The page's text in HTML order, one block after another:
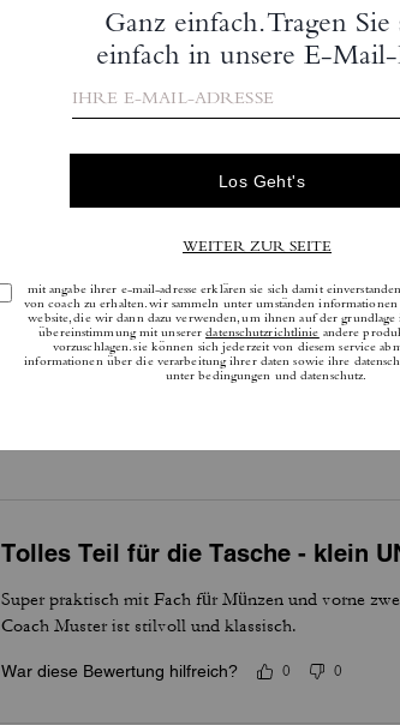
Bewertungen
4.7 Sterne 10 Bewertungen
Tolles Teil für die Tasche - klein
Super praktisch mit Fach für Münzen und vorne
Coach Muster ist stilvoll und klassisch.
War diese Bewertung hilfreich? 0 0